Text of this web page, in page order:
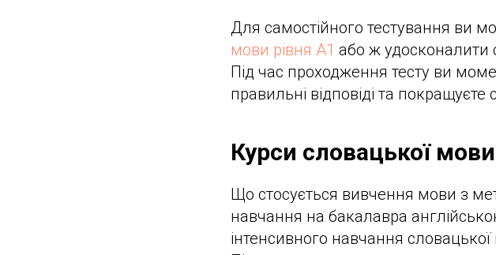
Для самостійного тестування ви
мови рівня А1 або ж удосконалити
Під час проходження тесту ви
правильні відповіді та
Курси словацької
Що стосується вивчення мови з
навчання на бакалавра
інтенсивного навчання